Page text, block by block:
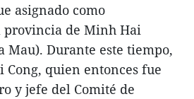
asignado como
provincia de Minh Hai
Mau). Durante este tiempo,
Cong, quien entonces fue
y jefe del Comité de